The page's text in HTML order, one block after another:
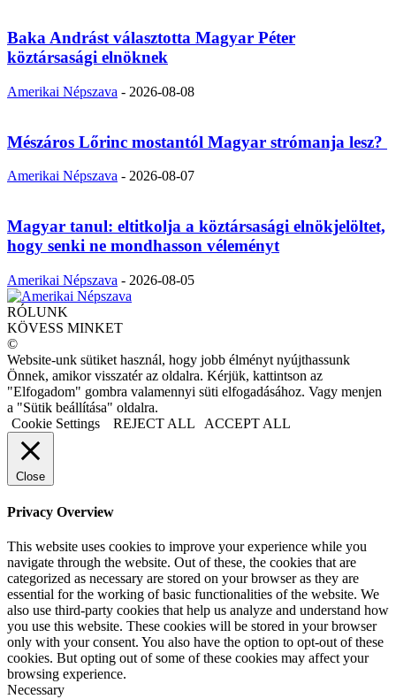
Baka Andrást választotta Magyar Péter
köztársasági elnöknek
Amerikai Népszava - 2026-08-08
Mészáros Lőrinc mostantól Magyar strómanja lesz?
Amerikai Népszava - 2026-08-07
Magyar tanul: eltitkolja a köztársasági elnökjelöltet,
hogy senki ne mondhasson véleményt
Amerikai Népszava - 2026-08-05
RÓLUNK
KÖVESS MINKET
©
Website-unk sütiket használ, hogy jobb élményt nyújthassunk
Önnek, amikor visszatér az oldalra. Kérjük, kattintson az
"Elfogadom" gombra valamennyi süti elfogadásához. Vagy menjen
a "Sütik beállítása" oldalra.
Cookie Settings
REJECT ALL ACCEPT ALL
Close
Privacy Overview
This website uses cookies to improve your experience while you
navigate through the website. Out of these, the cookies that are
categorized as necessary are stored on your browser as they are
essential for the working of basic functionalities of the website. We
also use third-party cookies that help us analyze and understand how
you use this website. These cookies will be stored in your browser
only with your consent. You also have the option to opt-out of these
cookies. But opting out of some of these cookies may affect your
browsing experience.
Necessary